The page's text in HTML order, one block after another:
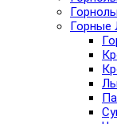
Горные